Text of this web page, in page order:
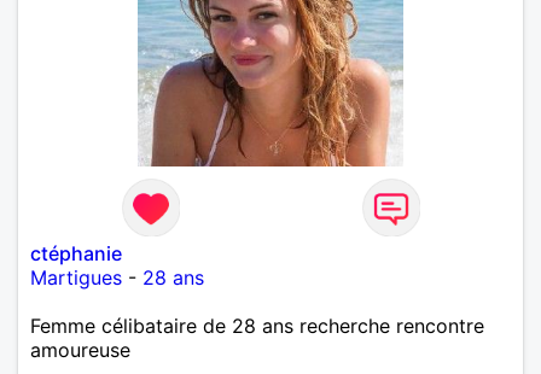
ctéphanie
Martigues - 28 ans
Femme célibataire de 28 ans recherche rencontre
amoureuse